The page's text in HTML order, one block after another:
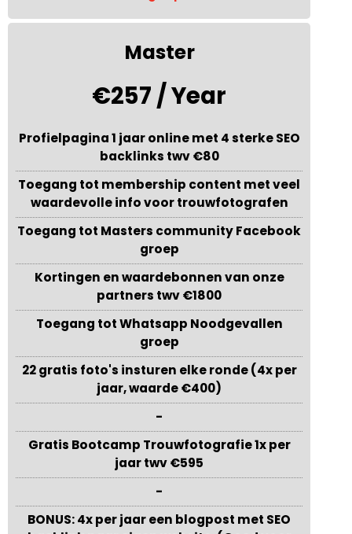
Master
€257 / Year
Profielpagina 1 jaar online met 4 sterke SEO
backlinks twv €80
Toegang tot membership content met veel
waardevolle info voor trouwfotografen
Toegang tot Masters community Facebook
groep
Kortingen en waardebonnen van onze
partners twv €1800
Toegang tot Whatsapp Noodgevallen
groep
22 gratis foto's insturen elke ronde (4x per
jaar, waarde €400)
-
Gratis Bootcamp Trouwfotografie 1x per
jaar twv €595
-
BONUS: 4x per jaar een blogpost met SEO